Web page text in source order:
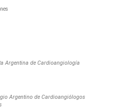
Argentina de Cardioangiología
Argentino de Cardioangiólogos